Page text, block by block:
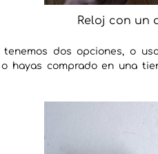
Reloj con un
tenemos dos opciones, o
hayas comprado en una